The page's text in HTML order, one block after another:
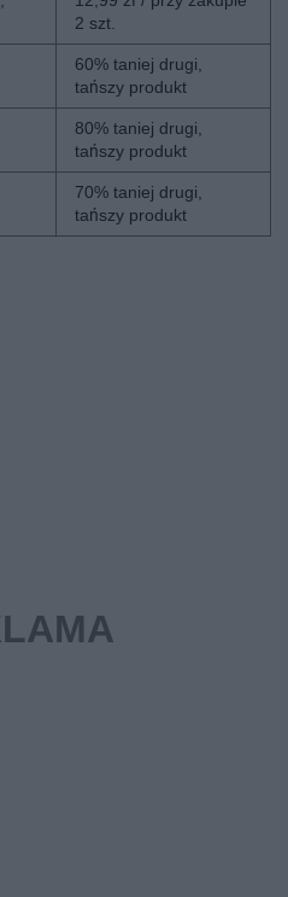
2 szt.
60% taniej drugi,
tańszy produkt
80% taniej drugi,
tańszy produkt
70% taniej drugi,
tańszy produkt